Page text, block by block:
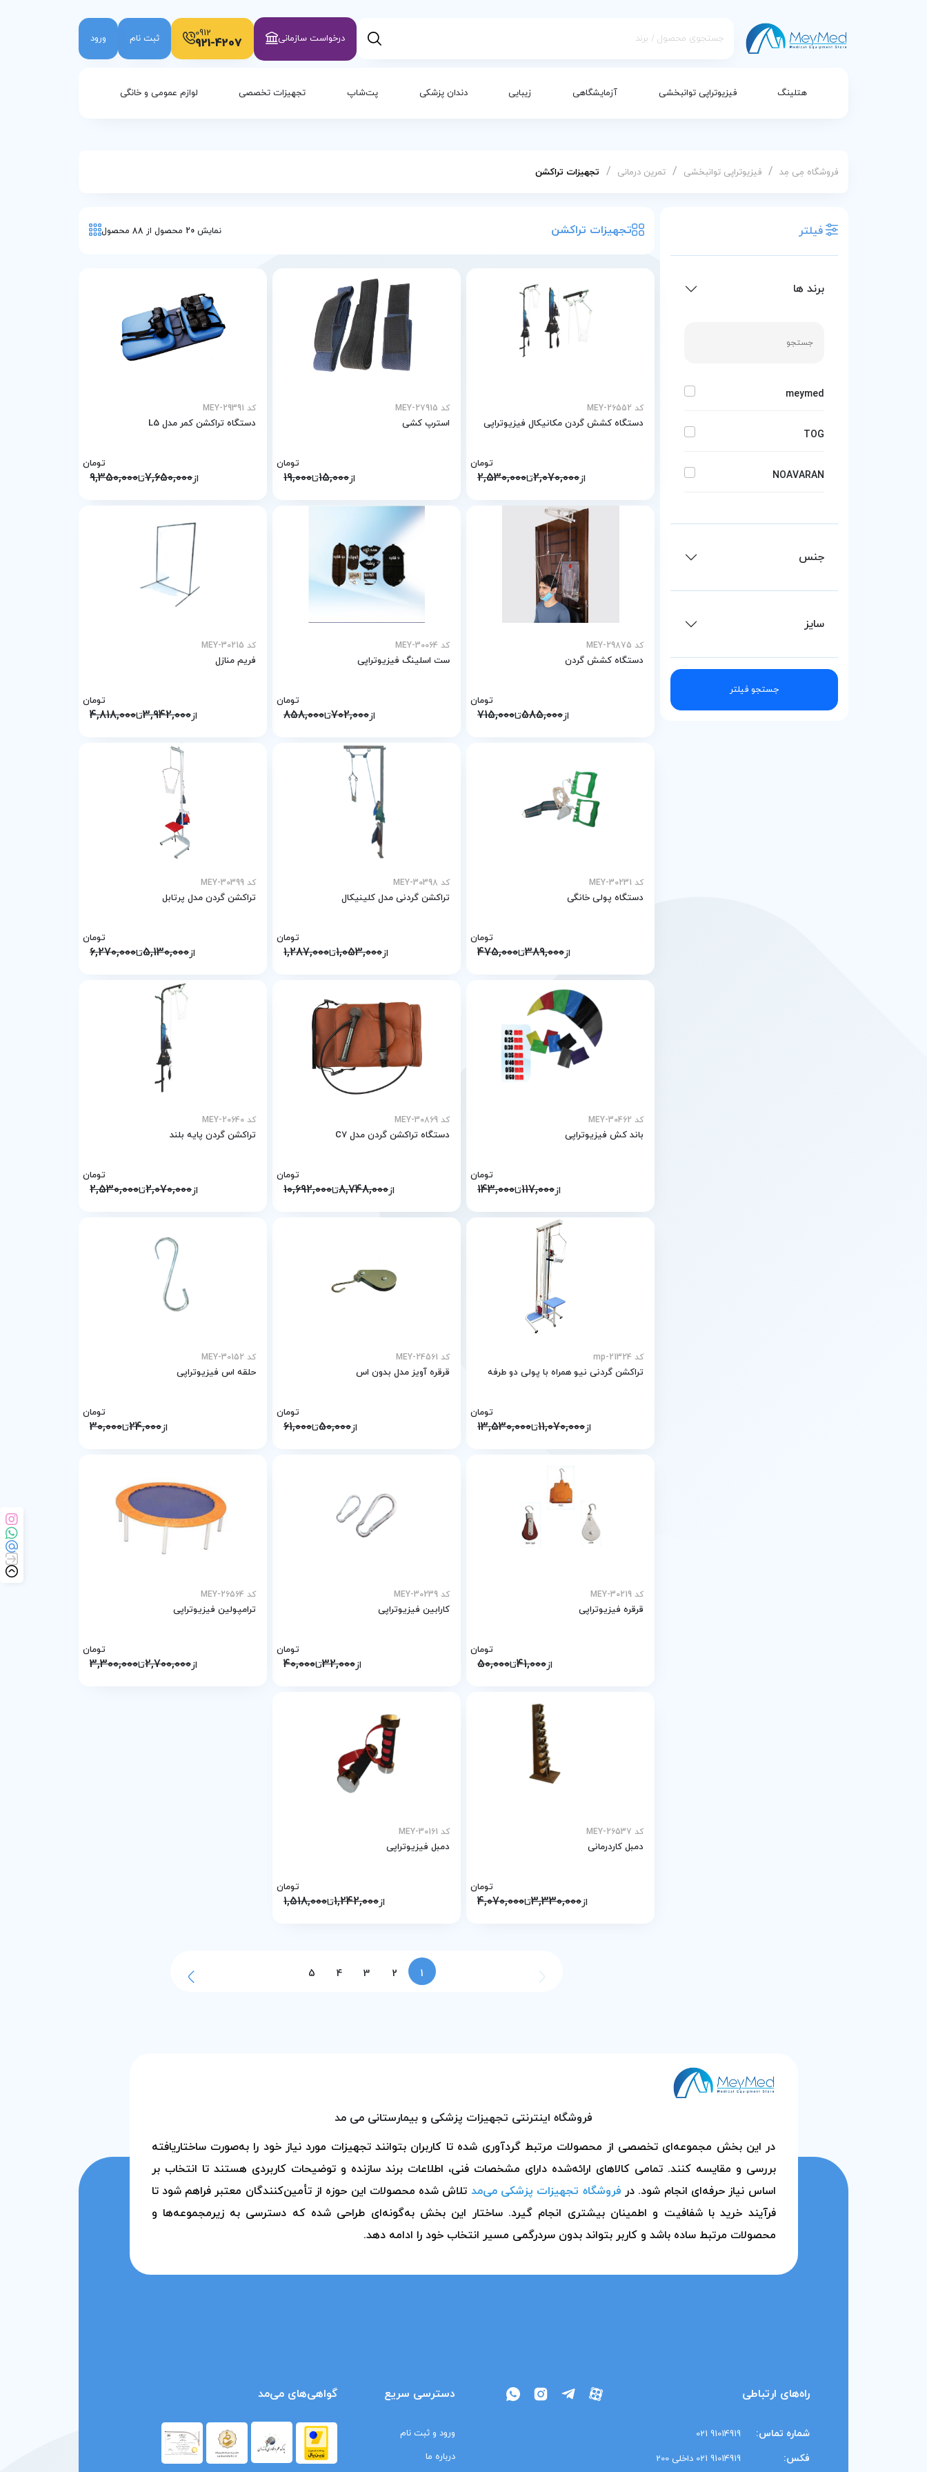
درخواست سازمانی 0912
921-4207 ثبت نام ورود
هتلینگ فیزیوتراپی توانبخشی آزمایشگاهی زیبایی دندان پزشکی پت‌شاپ تجهیزات تخصصی لوازم عمومی و خانگی
فروشگاه مِی مِد / فیزیوتراپی توانبخشی / تمرین‌ درمانی / تجهیزات تراکشن
فیلتر
برند ها
meymed
TOG
NOAVARAN
Teb sanat
جنس
سایز
جستجو فیلتر
تجهیزات تراکشن نمایش 20 محصول از 88 محصول
کد MEY-26552
دستگاه کشش گردن مکانیکال فیزیوتراپی
از2,070,000تا2,530,000
تومان
کد MEY-27915
استرپ کشی
از15,000تا19,000
تومان
کد MEY-29391
دستگاه تراکشن کمر مدل L5
از7,650,000تا9,350,000
تومان
کد MEY-29875
دستگاه کشش گردن
از585,000تا715,000
تومان
کد MEY-30064
ست اسلینگ فیزیوتراپی
از702,000تا858,000
تومان
کد MEY-30215
فریم منازل
از3,942,000تا4,818,000
تومان
کد MEY-30231
دستگاه پولی خانگی
از389,000تا475,000
تومان
کد MEY-30398
تراکشن گردنی مدل کلینیکال
از1,053,000تا1,287,000
تومان
کد MEY-30399
تراكشن گردن مدل پرتابل
از5,130,000تا6,270,000
تومان
کد MEY-30462
باند کش فیزیوتراپی
از117,000تا143,000
تومان
کد MEY-30869
دستگاه تراکشن گردن مدل C7
از8,748,000تا10,692,000
تومان
کد MEY-20640
تراکشن گردن پایه بلند
از2,070,000تا2,530,000
تومان
کد mp-21324
تراکشن گردنی نیو همراه با پولی دو طرفه
از11,070,000تا13,530,000
تومان
کد MEY-24561
قرقره آویز مدل بدون اس
از50,000تا61,000
تومان
کد MEY-30152
حلقه اس فیزیوتراپی
از24,000تا30,000
تومان
کد MEY-30219
قرقره فیزیوتراپی
از41,000تا50,000
تومان
کد MEY-30239
کارابین فیزیوتراپی
از32,000تا40,000
تومان
کد MEY-26564
ترامپولین فیزیوتراپی
از2,700,000تا3,300,000
تومان
کد MEY-26537
دمبل کاردرمانی
از3,330,000تا4,070,000
تومان
کد MEY-30161
دمبل فیزیوتراپی
از1,242,000تا1,518,000
تومان
1
2
3
4
5
فروشگاه اینترنتی تجهیزات پزشکی و بیمارستانی می مد
در این بخش مجموعه‌ای تخصصی از محصولات مرتبط گردآوری شده تا کاربران بتوانند تجهیزات مورد نیاز خود را به‌صورت ساختاریافته
بررسی و مقایسه کنند. تمامی کالاهای ارائه‌شده دارای مشخصات فنی، اطلاعات برند سازنده و توضیحات کاربردی هستند تا انتخاب بر
اساس نیاز حرفه‌ای انجام شود. در فروشگاه تجهیزات پزشکی می‌مد تلاش شده محصولات این حوزه از تأمین‌کنندگان معتبر فراهم شود تا
فرآیند خرید با شفافیت و اطمینان بیشتری انجام گیرد. ساختار این بخش به‌گونه‌ای طراحی شده که دسترسی به زیرمجموعه‌ها و
محصولات مرتبط ساده باشد و کاربر بتواند بدون سردرگمی مسیر انتخاب خود را ادامه دهد.
راه‌های ارتباطی
شماره تماس: 91014919 021
فکس: 91014919 021 داخلی 200
دسترسی سریع
ورود و ثبت نام
درباره ما
گواهی‌های می‌مد